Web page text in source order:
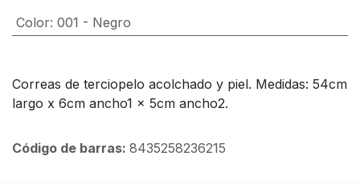
Color: 001 - Negro
Correas de terciopelo acolchado y piel. Medidas: 54cm
largo x 6cm ancho1 x 5cm ancho2.
Código de barras: 8435258236215